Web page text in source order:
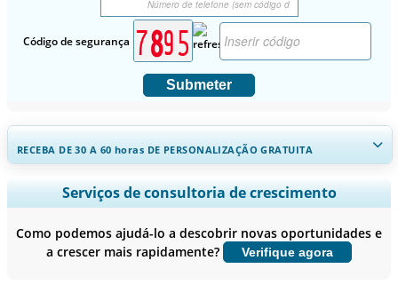
Código de segurança
Submeter
RECEBA DE 30 A 60 horas DE PERSONALIZAÇÃO GRATUITA
Ampliar a cobertura regional e por país, Análise de segmentos,
Perfis de empresas, Benchmarking competitivo, e insights sobre o
Personalizar agora
Serviços de consultoria de crescimento
Como podemos ajudá-lo a descobrir novas oportunidades e
a crescer mais rapidamente?
Verifique agora